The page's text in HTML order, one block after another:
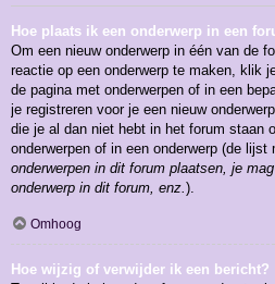
Hoe plaats ik een onderwerp in een
Om een nieuw onderwerp in één van de
reactie op een onderwerp te maken, klik
de pagina met onderwerpen of in een
je registreren voor je een nieuw
die je al dan niet hebt in het forum staan
onderwerpen of in een onderwerp (de lijst
onderwerpen in dit forum plaatsen, je
onderwerp in dit forum, enz. ).
Omhoog
Hoe wijzig of verwijder ik een bericht?